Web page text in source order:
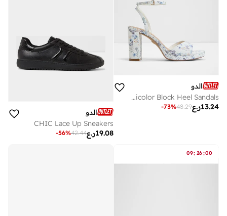
الدو
Gracious-In Women's Multicolor Block Heel Sandals
ر.ع13.24
48.29
-73%
الدو
CHIC Lace Up Sneakers
ر.ع19.08
42.44
-56%
09: 26:00